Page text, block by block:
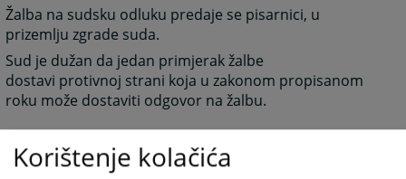
Žalba na sudsku odluku predaje se pisarnici, u
prizemlju zgrade suda.
Sud je dužan da jedan primjerak žalbe
dostavi protivnoj strani koja u zakonom propisanom
roku može dostaviti odgovor na žalbu.
3411PREGLEDA
Korištenje kolačića